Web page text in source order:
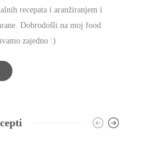
recepata i aranžiranjem i
Dobrodošli na moj food
zajedno :)